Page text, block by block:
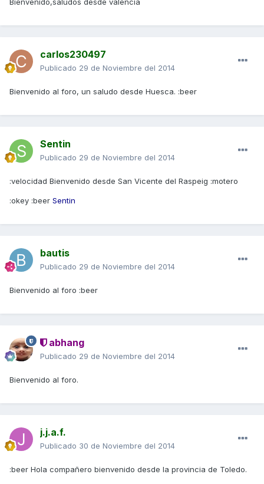
Bienvenido,saludos desde valencia
carlos230497
Publicado 29 de Noviembre del 2014
Bienvenido al foro, un saludo desde Huesca. :beer
Sentin
Publicado 29 de Noviembre del 2014
:velocidad Bienvenido desde San Vicente del Raspeig :motero
:okey :beer Sentin
bautis
Publicado 29 de Noviembre del 2014
Bienvenido al foro :beer
abhang
Publicado 29 de Noviembre del 2014
Bienvenido al foro.
j.j.a.f.
Publicado 30 de Noviembre del 2014
:beer Hola compañero bienvenido desde la provincia de Toledo.